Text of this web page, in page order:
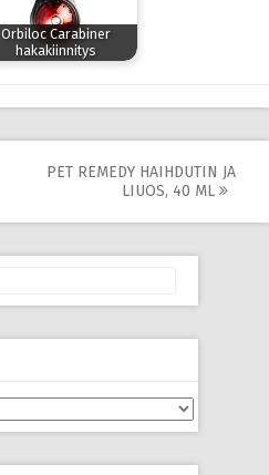
Orbiloc Carabiner
hakakiinnitys
PET REMEDY HAIHDUTIN JA
LIUOS, 40 ML